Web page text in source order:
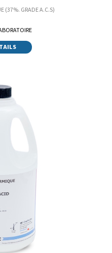
(37%. GRADE A.C.S)